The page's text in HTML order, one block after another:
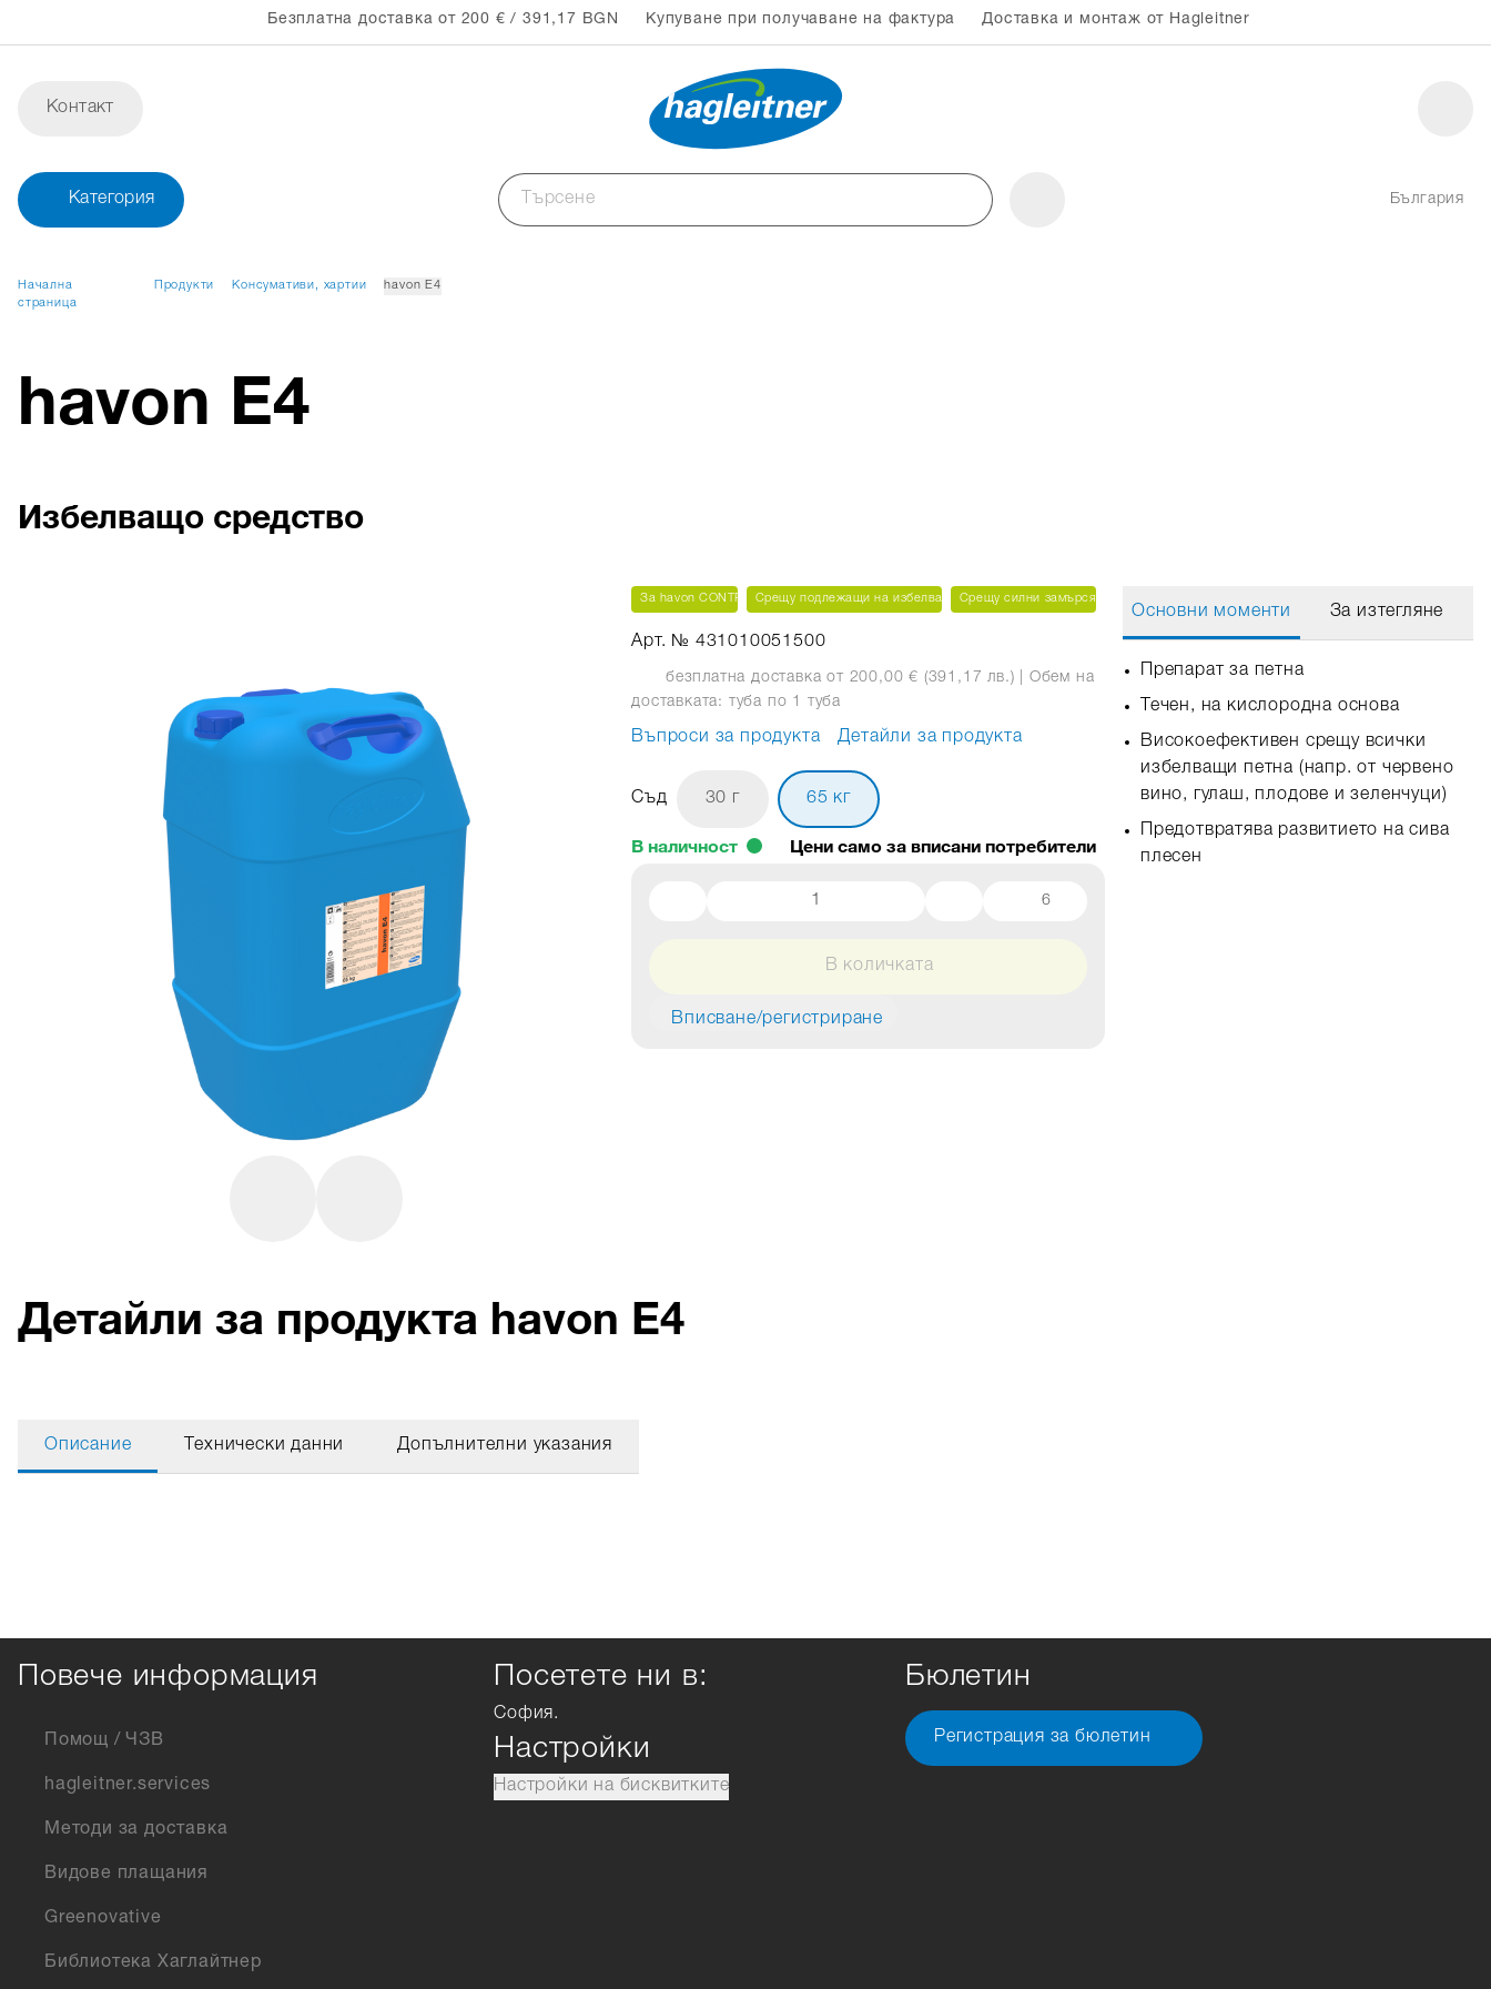
Безплатна доставка от 200 € / 391,17 BGN Купуване при получаване на фактура Доставка и монтаж от Hagleitner
Контакт
Категория България
Начална
страница
Продукти Консумативи, хартии havon E4
havon E4
Избелващо средство
За havon CONTROLСрещу подлежащи на избелване петнаСрещу силни замърсявания
Арт. № 431010051500
безплатна доставка от 200,00 € (391,17 лв.) | Обем на
доставката: туба по 1 туба
Въпроси за продукта Детайли за продукта
Съд 30 г 65 кг
В наличност Цени само за вписани потребители
6
В количката
Вписване/регистриране
Основни моменти За изтегляне
Препарат за петна
Течен, на кислородна основа
Високоефективен срещу всички
избелващи петна (напр. от червено
вино, гулаш, плодове и зеленчуци)
Предотвратява развитието на сива
плесен
Детайли за продукта havon E4
Описание Технически данни Допълнителни указания
Повече информация
Помощ / ЧЗВ
hagleitner.services
Методи за доставка
Видове плащания
Greenovative
Библиотека Хаглайтнер
Посетете ни в:
София.
Настройки
Настройки на бисквитките
Бюлетин
Регистрация за бюлетин